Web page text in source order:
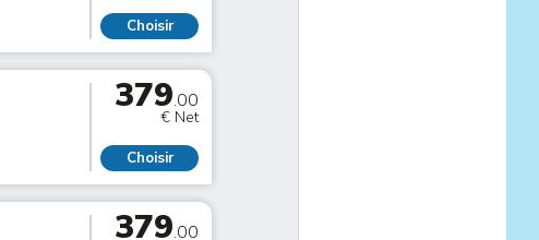
Choisir
379.00
€ Net
Choisir
379.00